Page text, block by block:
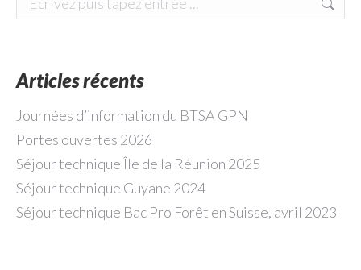
Articles récents
Journées d’information du BTSA GPN
Portes ouvertes 2026
Séjour technique Île de la Réunion 2025
Séjour technique Guyane 2024
Séjour technique Bac Pro Forêt en Suisse, avril 2023